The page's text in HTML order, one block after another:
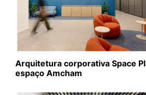
Arquitetura corporativa Space
espaço Amcham